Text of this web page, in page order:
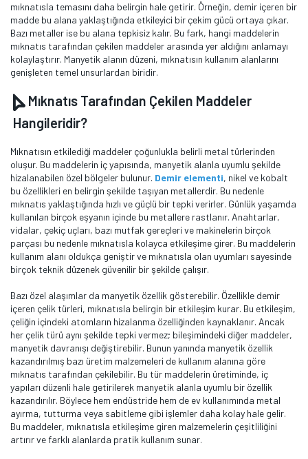
mıknatısla temasını daha belirgin hale getirir. Örneğin, demir içeren bir
madde bu alana yaklaştığında etkileyici bir çekim gücü ortaya çıkar.
Bazı metaller ise bu alana tepkisiz kalır. Bu fark, hangi maddelerin
mıknatıs tarafından çekilen maddeler arasında yer aldığını anlamayı
kolaylaştırır. Manyetik alanın düzeni, mıknatısın kullanım alanlarını
genişleten temel unsurlardan biridir.
Mıknatıs Tarafından Çekilen Maddeler
Hangileridir?
Mıknatısın etkilediği maddeler çoğunlukla belirli metal türlerinden
oluşur. Bu maddelerin iç yapısında, manyetik alanla uyumlu şekilde
hizalanabilen özel bölgeler bulunur. Demir elementi, nikel ve kobalt
bu özellikleri en belirgin şekilde taşıyan metallerdir. Bu nedenle
mıknatıs yaklaştığında hızlı ve güçlü bir tepki verirler. Günlük yaşamda
kullanılan birçok eşyanın içinde bu metallere rastlanır. Anahtarlar,
vidalar, çekiç uçları, bazı mutfak gereçleri ve makinelerin birçok
parçası bu nedenle mıknatısla kolayca etkileşime girer. Bu maddelerin
kullanım alanı oldukça geniştir ve mıknatısla olan uyumları sayesinde
birçok teknik düzenek güvenilir bir şekilde çalışır.
Bazı özel alaşımlar da manyetik özellik gösterebilir. Özellikle demir
içeren çelik türleri, mıknatısla belirgin bir etkileşim kurar. Bu etkileşim,
çeliğin içindeki atomların hizalanma özelliğinden kaynaklanır. Ancak
her çelik türü aynı şekilde tepki vermez; bileşimindeki diğer maddeler,
manyetik davranışı değiştirebilir. Bunun yanında manyetik özellik
kazandırılmış bazı üretim malzemeleri de kullanım alanına göre
mıknatıs tarafından çekilebilir. Bu tür maddelerin üretiminde, iç
yapıları düzenli hale getirilerek manyetik alanla uyumlu bir özellik
kazandırılır. Böylece hem endüstride hem de ev kullanımında metal
ayırma, tutturma veya sabitleme gibi işlemler daha kolay hale gelir.
Bu maddeler, mıknatısla etkileşime giren malzemelerin çeşitliliğini
artırır ve farklı alanlarda pratik kullanım sunar.